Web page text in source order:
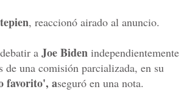
, reaccionó airado al anuncio.
a Joe Biden independientemente
una comisión parcializada, en su
favorito', aseguró en una nota.